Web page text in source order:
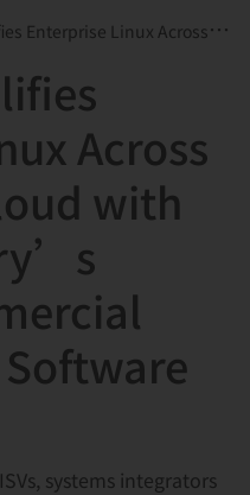
Linux Across the Hybrid Cloud with the IT...
Across
with
systems integrators